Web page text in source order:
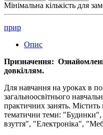
Мінімальна кількість для
прир
Опис
Призначення:
довкіллям.
Для навчання на уроках в
загальноосвітнього
практичних занять. Містить
тематични теми:
взуття", "Електроніка",